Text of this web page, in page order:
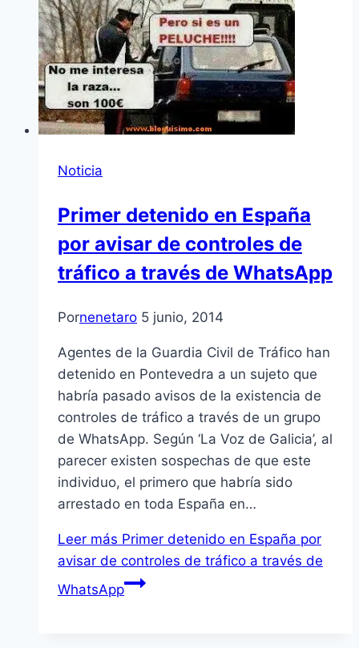
Noticia
Primer detenido en España
por avisar de controles de
tráfico a través de WhatsApp
Pornenetaro 5 junio, 2014
Agentes de la Guardia Civil de Tráfico han
detenido en Pontevedra a un sujeto que
habría pasado avisos de la existencia de
controles de tráfico a través de un grupo
de WhatsApp. Según ‘La Voz de Galicia’, al
parecer existen sospechas de que este
individuo, el primero que habría sido
arrestado en toda España en…
Leer más Primer detenido en España por
avisar de controles de tráfico a través de
WhatsApp